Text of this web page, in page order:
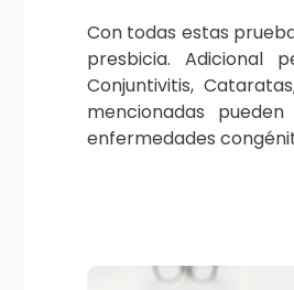
Con todas estas
presbicia. Adicional
Conjuntivitis,
mencionadas
enfermedades